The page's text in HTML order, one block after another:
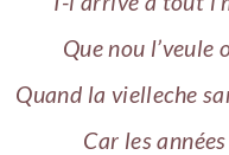
Que nou l’veule
Quand la vielleche
Car les